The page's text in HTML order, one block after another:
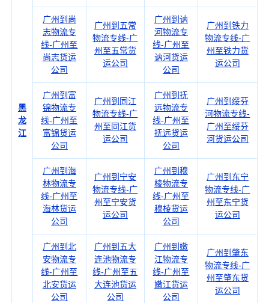
黑
龙
江
广州到尚
志物流专
线-广州至
尚志货运
公司
广州到五常
物流专线-广
州至五常货
运公司
广州到讷
河物流专
线-广州至
讷河货运
公司
广州到铁力
物流专线-广
州至铁力货
运公司
广州到富
锦物流专
线-广州至
富锦货运
公司
广州到同江
物流专线-广
州至同江货
运公司
广州到抚
远物流专
线-广州至
抚远货运
公司
广州到绥芬
河物流专线-
广州至绥芬
河货运公司
广州到海
林物流专
线-广州至
海林货运
公司
广州到宁安
物流专线-广
州至宁安货
运公司
广州到穆
棱物流专
线-广州至
穆棱货运
公司
广州到东宁
物流专线-广
州至东宁货
运公司
广州到北
安物流专
线-广州至
北安货运
公司
广州到五大
连池物流专
线-广州至五
大连池货运
公司
广州到嫩
江物流专
线-广州至
嫩江货运
公司
广州到肇东
物流专线-广
州至肇东货
运公司